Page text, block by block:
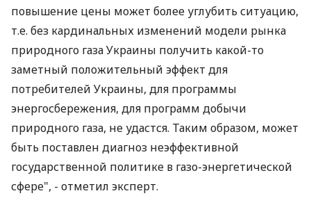
повышение цены может более углубить ситуацию,
т.е. без кардинальных изменений модели рынка
природного газа Украины получить какой-то
заметный положительный эффект для
потребителей Украины, для программы
энергосбережения, для программ добычи
природного газа, не удастся. Таким образом, может
быть поставлен диагноз неэффективной
государственной политике в газо-энергетической
сфере", - отметил эксперт.